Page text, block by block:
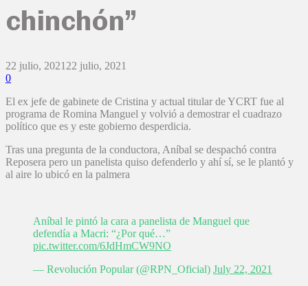
chinchón”
22 julio, 2021 22 julio, 2021
0
El ex jefe de gabinete de Cristina y actual titular de YCRT fue al
programa de Romina Manguel y volvió a demostrar el cuadrazo
político que es y este gobierno desperdicia.
Tras una pregunta de la conductora, Aníbal se despachó contra
Reposera pero un panelista quiso defenderlo y ahí sí, se le plantó y
al aire lo ubicó en la palmera
Aníbal le pintó la cara a panelista de Manguel que
defendía a Macri: “¿Por qué…”
pic.twitter.com/6JdHmCW9NO
— Revolución Popular (@RPN_Oficial) July 22, 2021